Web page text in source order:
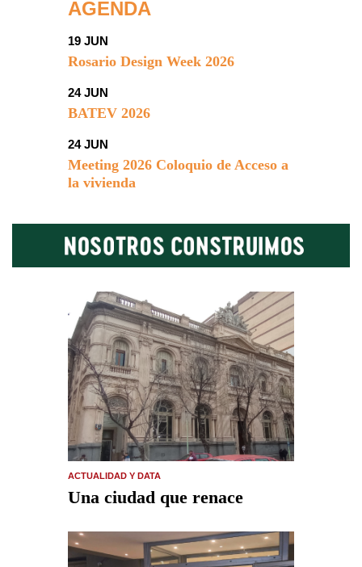
AGENDA
19 JUN
Rosario Design Week 2026
24 JUN
BATEV 2026
24 JUN
Meeting 2026 Coloquio de Acceso a
la vivienda
ACTUALIDAD Y DATA
Una ciudad que renace